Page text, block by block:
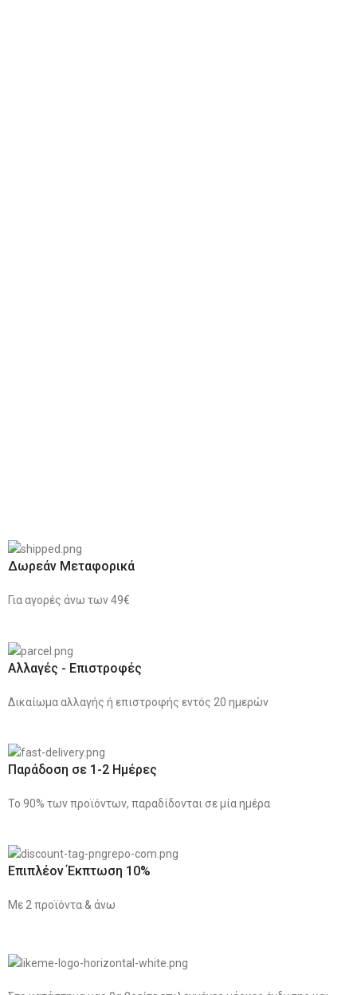
Δωρεάν Μεταφορικά
Για αγορές άνω των 49€
Αλλαγές - Επιστροφές
Δικαίωμα αλλαγής ή επιστροφής εντός 20 ημερών
Παράδοση σε 1-2 Ημέρες
Το 90% των προϊόντων, παραδίδονται σε μία ημέρα
Επιπλέον Έκπτωση 10%
Με 2 προϊόντα & άνω